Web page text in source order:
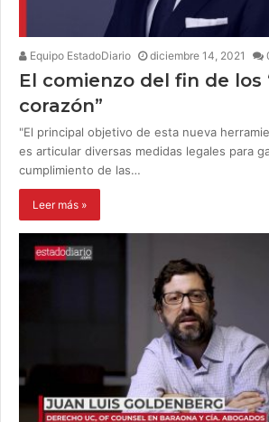
Equipo EstadoDiario diciembre 14, 2021
El comienzo del fin de los
corazón”
"El principal objetivo de esta nueva
es articular diversas medidas legales para
cumplimiento de las…
Leer más »